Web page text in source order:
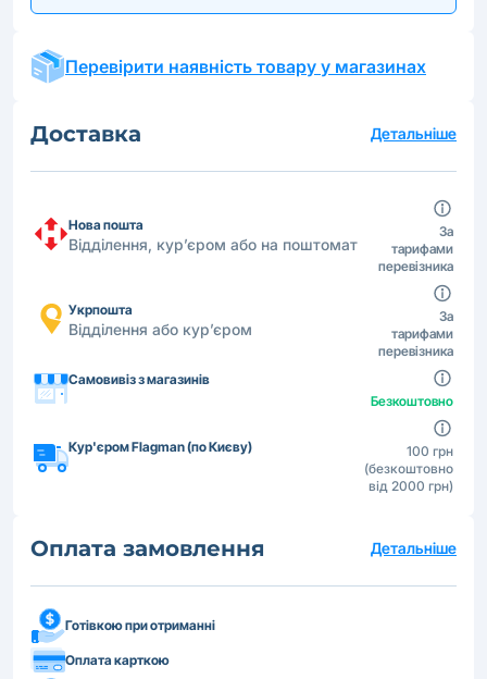
Перевірити наявність товару у магазинах
Доставка Детальніше
Нова пошта
Відділення, кур’єром або на поштомат
За
тарифами
перевізника
Укрпошта
Відділення або кур’єром
За
тарифами
перевізника
Самовивіз з магазинів
Безкоштовно
Кур'єром Flagman (по Києву)
100 грн
(безкоштовно
від 2000 грн)
Оплата замовлення Детальніше
Готівкою при отриманні
Оплата карткою